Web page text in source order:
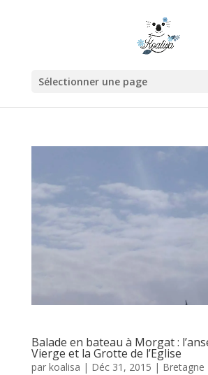
Sélectionner une page
Balade en bateau à Morgat :
Vierge et la Grotte de l’Eglise
par koalisa | Déc 31, 2015 | Bretagne